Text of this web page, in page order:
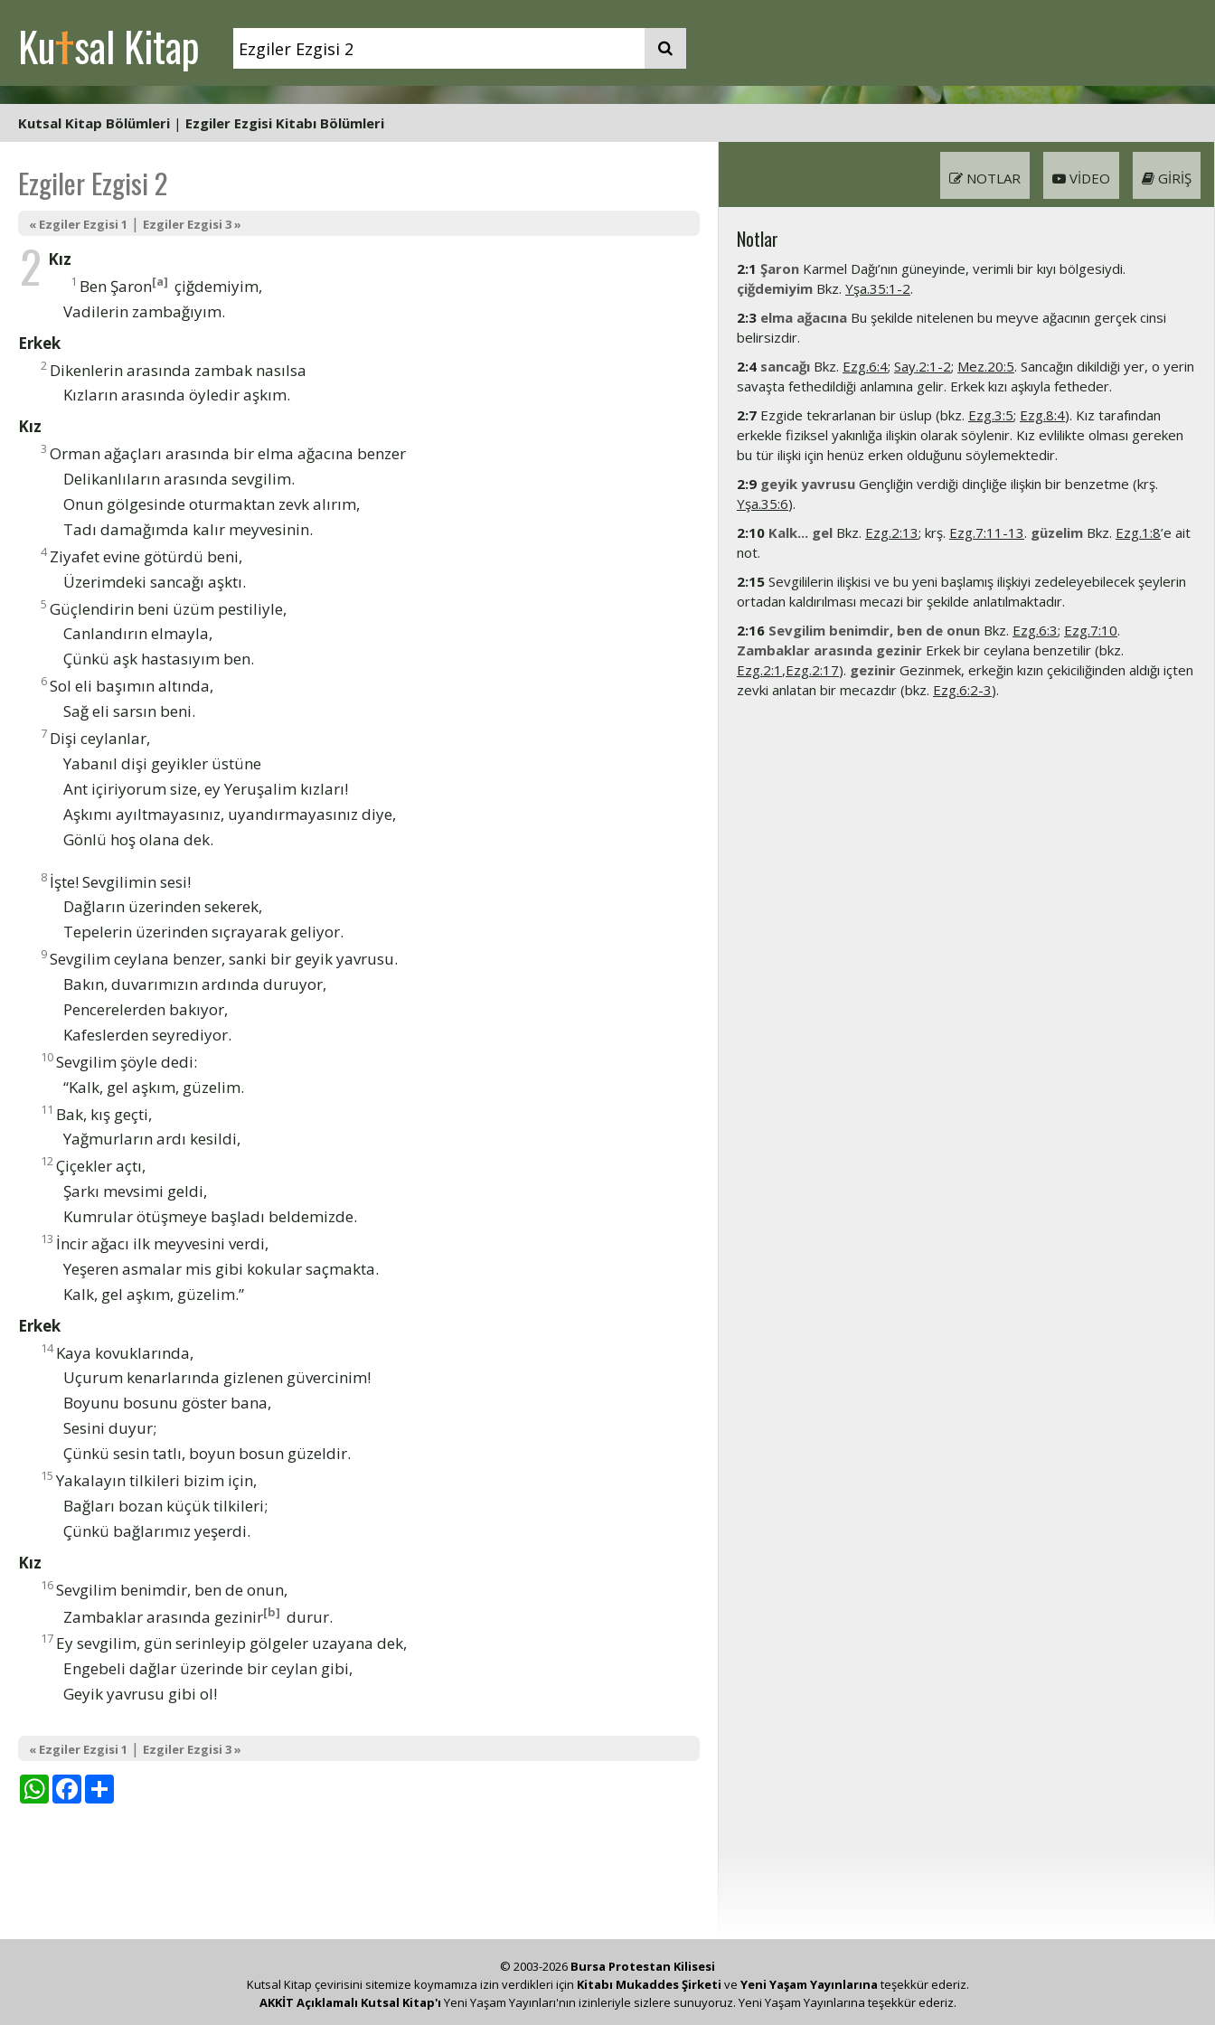
Kutsal Kitap
Kutsal Kitap Bölümleri | Ezgiler Ezgisi Kitabı Bölümleri
Ezgiler Ezgisi 2
« Ezgiler Ezgisi 1 | Ezgiler Ezgisi 3 »
2 Kız
1 Ben Şaron[a] çiğdemiyim,
Vadilerin zambağıyım.
Erkek
2 Dikenlerin arasında zambak nasılsa
Kızların arasında öyledir aşkım.
Kız
3 Orman ağaçları arasında bir elma ağacına benzer
Delikanlıların arasında sevgilim.
Onun gölgesinde oturmaktan zevk alırım,
Tadı damağımda kalır meyvesinin.
4 Ziyafet evine götürdü beni,
Üzerimdeki sancağı aşktı.
5 Güçlendirin beni üzüm pestiliyle,
Canlandırın elmayla,
Çünkü aşk hastasıyım ben.
6Sol eli başımın altında,
Sağ eli sarsın beni.
7 Dişi ceylanlar,
Yabanıl dişi geyikler üstüne
Ant içiriyorum size, ey Yeruşalim kızları!
Aşkımı ayıltmayasınız, uyandırmayasınız diye,
Gönlü hoş olana dek.
8 İşte! Sevgilimin sesi!
Dağların üzerinden sekerek,
Tepelerin üzerinden sıçrayarak geliyor.
9Sevgilim ceylana benzer, sanki bir geyik yavrusu.
Bakın, duvarımızın ardında duruyor,
Pencerelerden bakıyor,
Kafeslerden seyrediyor.
10Sevgilim şöyle dedi:
“Kalk, gel aşkım, güzelim.
11 Bak, kış geçti,
Yağmurların ardı kesildi,
12Çiçekler açtı,
Şarkı mevsimi geldi,
Kumrular ötüşmeye başladı beldemizde.
13 İncir ağacı ilk meyvesini verdi,
Yeşeren asmalar mis gibi kokular saçmakta.
Kalk, gel aşkım, güzelim.”
Erkek
14 Kaya kovuklarında,
Uçurum kenarlarında gizlenen güvercinim!
Boyunu bosunu göster bana,
Sesini duyur;
Çünkü sesin tatlı, boyun bosun güzeldir.
15 Yakalayın tilkileri bizim için,
Bağları bozan küçük tilkileri;
Çünkü bağlarımız yeşerdi.
Kız
16Sevgilim benimdir, ben de onun,
Zambaklar arasında gezinir[b] durur.
17 Ey sevgilim, gün serinleyip gölgeler uzayana dek,
Engebeli dağlar üzerinde bir ceylan gibi,
Geyik yavrusu gibi ol!
« Ezgiler Ezgisi 1 | Ezgiler Ezgisi 3 »
WhatsAppFacebook
GIRIŞ
VIDEO
NOTLAR
Notlar
2:1 Şaron Karmel Dağı’nın güneyinde, verimli bir kıyı bölgesiydi.
çiğdemiyim Bkz. Yşa.35:1-2.
2:3 elma ağacına Bu şekilde nitelenen bu meyve ağacının gerçek cinsi
belirsizdir.
2:4 sancağı Bkz. Ezg.6:4; Say.2:1-2; Mez.20:5. Sancağın dikildiği yer, o yerin
savaşta fethedildiği anlamına gelir. Erkek kızı aşkıyla fetheder.
2:7 Ezgide tekrarlanan bir üslup (bkz. Ezg.3:5; Ezg.8:4). Kız tarafından
erkekle fiziksel yakınlığa ilişkin olarak söylenir. Kız evlilikte olması gereken
bu tür ilişki için henüz erken olduğunu söylemektedir.
2:9 geyik yavrusu Gençliğin verdiği dinçliğe ilişkin bir benzetme (krş.
Yşa.35:6).
2:10 Kalk... gel Bkz. Ezg.2:13; krş. Ezg.7:11-13. güzelim Bkz. Ezg.1:8’e ait
not.
2:15 Sevgililerin ilişkisi ve bu yeni başlamış ilişkiyi zedeleyebilecek şeylerin
ortadan kaldırılması mecazi bir şekilde anlatılmaktadır.
2:16 Sevgilim benimdir, ben de onun Bkz. Ezg.6:3; Ezg.7:10.
Zambaklar arasında gezinir Erkek bir ceylana benzetilir (bkz.
Ezg.2:1 ,Ezg.2:17). gezinir Gezinmek, erkeğin kızın çekiciliğinden aldığı içten
zevki anlatan bir mecazdır (bkz. Ezg.6:2-3).
© 2003-2026 Bursa Protestan Kilisesi
Kutsal Kitap çevirisini sitemize koymamıza izin verdikleri için Kitabı Mukaddes Şirketi ve Yeni Yaşam Yayınlarına teşekkür ederiz.
AKKİT Açıklamalı Kutsal Kitap'ı Yeni Yaşam Yayınları'nın izinleriyle sizlere sunuyoruz. Yeni Yaşam Yayınlarına teşekkür ederiz.